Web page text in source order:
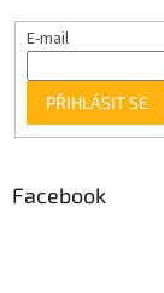
E-mail
PŘIHLÁSIT SE
Facebook